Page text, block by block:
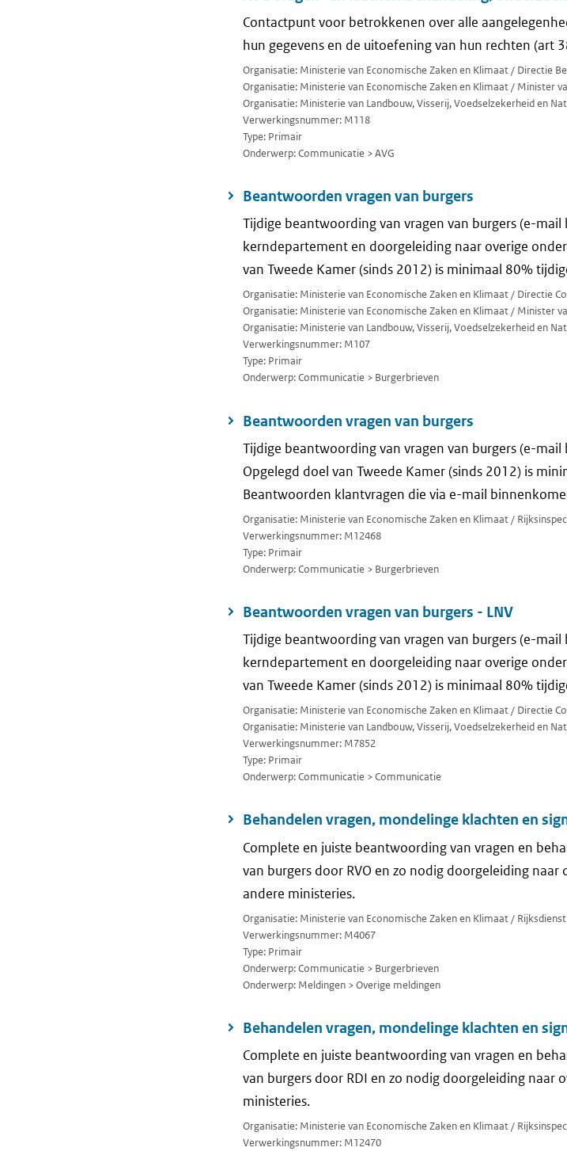
Contactpunt voor betrokkenen over alle
hun gegevens en de uitoefening van hun rechten (art
Organisatie: Ministerie van Economische Zaken en Klimaat / Directie
Organisatie: Ministerie van Economische Zaken en Klimaat / Minister
Organisatie: Ministerie van Landbouw, Visserij, Voedselzekerheid en
Verwerkingsnummer: M118
Type: Primair
Onderwerp: Communicatie > AVG
Beantwoorden vragen van burgers
Tijdige beantwoording van vragen van burgers (e-
kerndepartement en doorgeleiding naar overige
van Tweede Kamer (sinds 2012) is minimaal 80%
Organisatie: Ministerie van Economische Zaken en Klimaat / Directie
Organisatie: Ministerie van Economische Zaken en Klimaat / Minister
Organisatie: Ministerie van Landbouw, Visserij, Voedselzekerheid en
Verwerkingsnummer: M107
Type: Primair
Onderwerp: Communicatie > Burgerbrieven
Beantwoorden vragen van burgers
Tijdige beantwoording van vragen van burgers (e-
Opgelegd doel van Tweede Kamer (sinds 2012) is
Beantwoorden klantvragen die via e-mail
Organisatie: Ministerie van Economische Zaken en Klimaat /
Verwerkingsnummer: M12468
Type: Primair
Onderwerp: Communicatie > Burgerbrieven
Beantwoorden vragen van burgers - LNV
Tijdige beantwoording van vragen van burgers (e-
kerndepartement en doorgeleiding naar overige
van Tweede Kamer (sinds 2012) is minimaal 80%
Organisatie: Ministerie van Economische Zaken en Klimaat / Directie
Organisatie: Ministerie van Landbouw, Visserij, Voedselzekerheid en
Verwerkingsnummer: M7852
Type: Primair
Onderwerp: Communicatie > Communicatie
Behandelen vragen, mondelinge klachten en
Complete en juiste beantwoording van vragen en
van burgers door RVO en zo nodig doorgeleiding naar
andere ministeries.
Organisatie: Ministerie van Economische Zaken en Klimaat /
Verwerkingsnummer: M4067
Type: Primair
Onderwerp: Communicatie > Burgerbrieven
Onderwerp: Meldingen > Overige meldingen
Behandelen vragen, mondelinge klachten en
Complete en juiste beantwoording van vragen en
van burgers door RDI en zo nodig doorgeleiding naar
ministeries.
Organisatie: Ministerie van Economische Zaken en Klimaat /
Verwerkingsnummer: M12470